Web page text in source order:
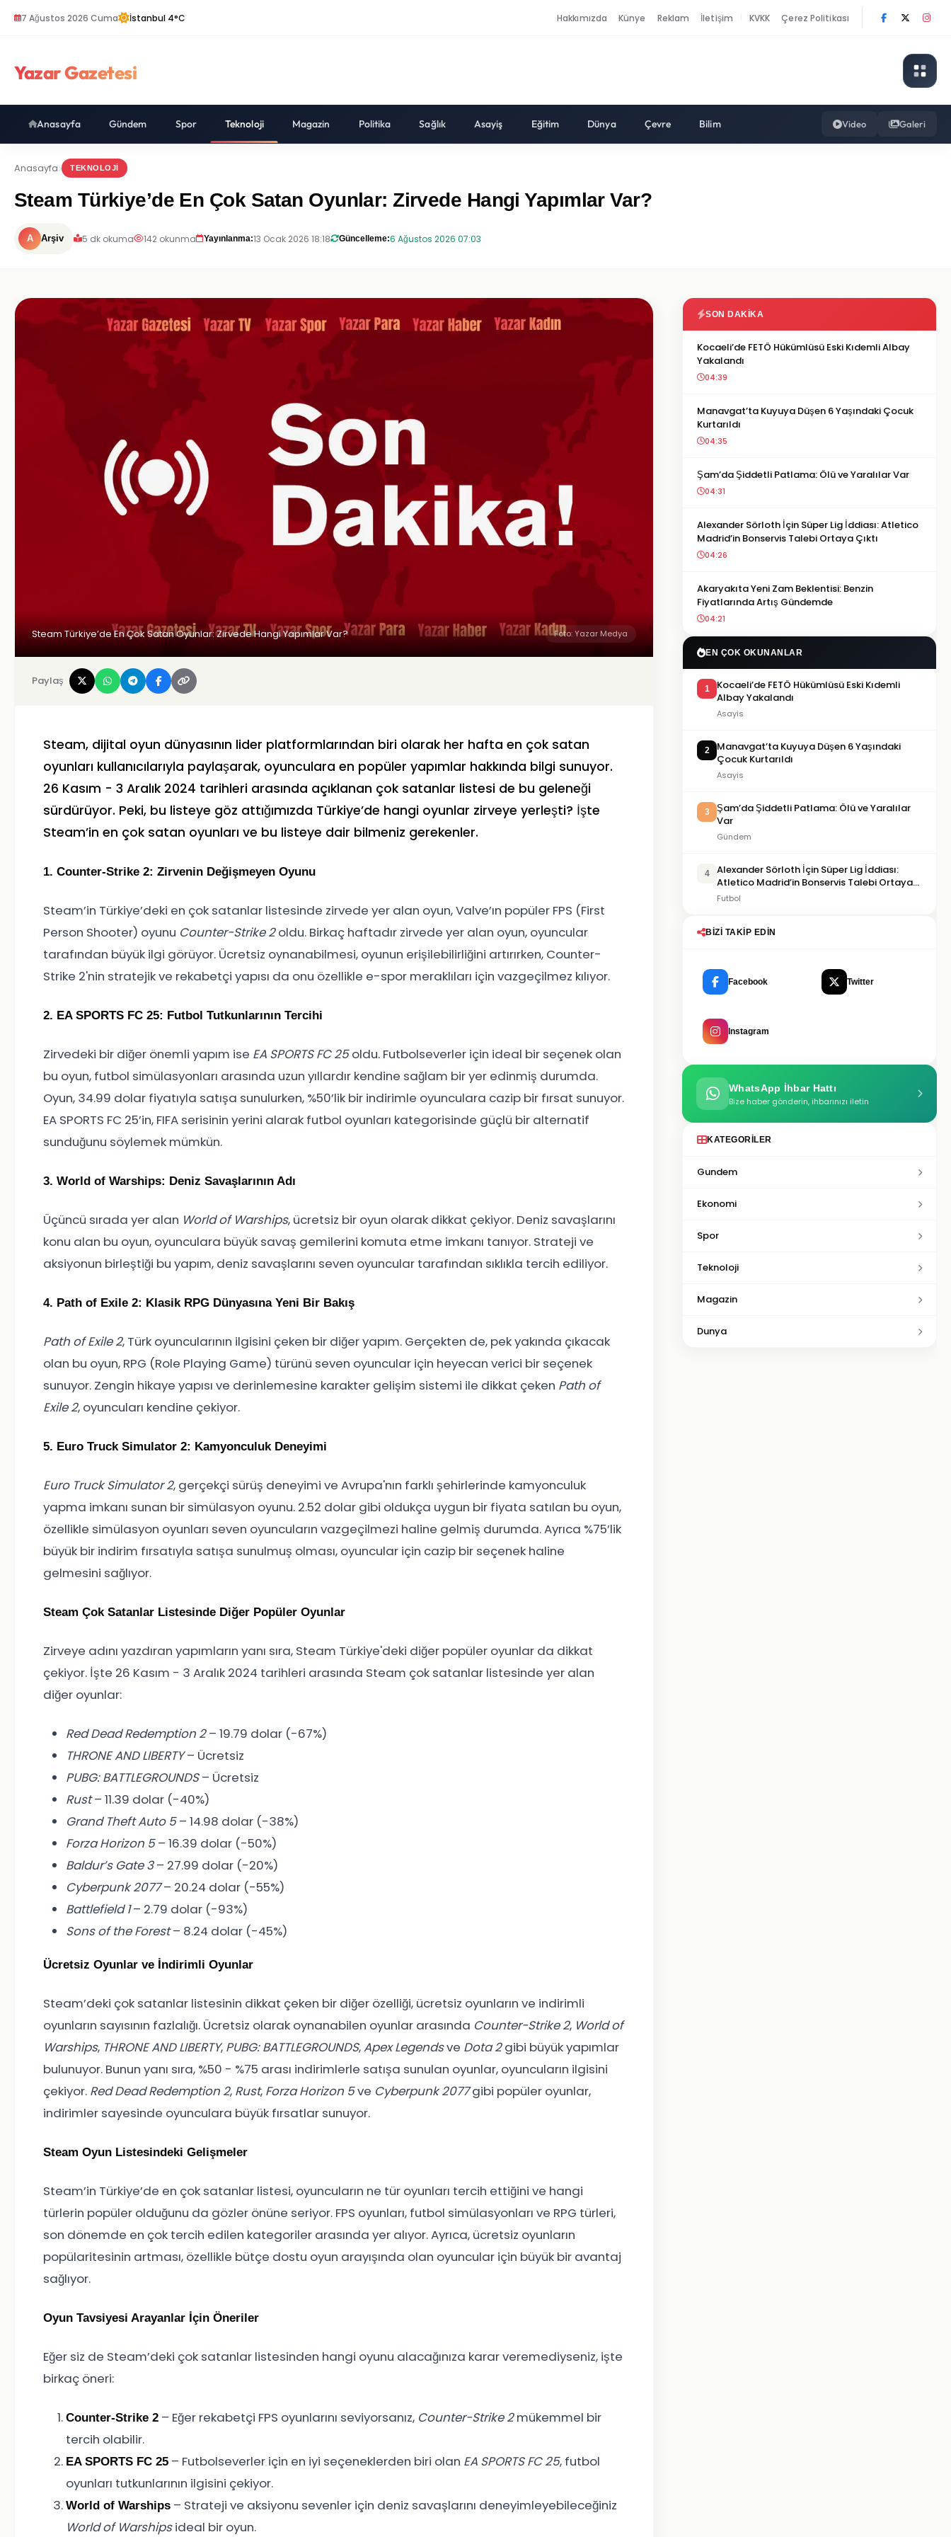
7 Ağustos 2026 Cuma İstanbul 4°C Hakkımızda Künye Reklam İletişim KVKK Çerez Politikası
Yazar Gazetesi
Anasayfa Gündem Spor Teknoloji Magazin Politika Sağlık Asayiş Eğitim Dünya Çevre Bilim Video Galeri
Anasayfa TEKNOLOJI
Steam Türkiye’de En Çok Satan Oyunlar: Zirvede Hangi Yapımlar Var?
A Arşiv 5 dk okuma 142 okunma Yayınlanma:13 Ocak 2026 18:18 Güncelleme:6 Ağustos 2026 07:03
Steam Türkiye’de En Çok Satan Oyunlar: Zirvede Hangi Yapımlar Var? Foto: Yazar Medya
Paylaş
Steam, dijital oyun dünyasının lider platformlarından biri olarak her hafta en çok satan
oyunları kullanıcılarıyla paylaşarak, oyunculara en popüler yapımlar hakkında bilgi sunuyor.
26 Kasım - 3 Aralık 2024 tarihleri arasında açıklanan çok satanlar listesi de bu geleneği
sürdürüyor. Peki, bu listeye göz attığımızda Türkiye’de hangi oyunlar zirveye yerleşti? İşte
Steam’in en çok satan oyunları ve bu listeye dair bilmeniz gerekenler.
1. Counter-Strike 2: Zirvenin Değişmeyen Oyunu
Steam’in Türkiye’deki en çok satanlar listesinde zirvede yer alan oyun, Valve’ın popüler FPS (First
Person Shooter) oyunu Counter-Strike 2oldu. Birkaç haftadır zirvede yer alan oyun, oyuncular
tarafından büyük ilgi görüyor. Ücretsiz oynanabilmesi, oyunun erişilebilirliğini artırırken, Counter-
Strike 2'nin stratejik ve rekabetçi yapısı da onu özellikle e-spor meraklıları için vazgeçilmez kılıyor.
2. EA SPORTS FC 25: Futbol Tutkunlarının Tercihi
Zirvedeki bir diğer önemli yapım ise EA SPORTS FC 25oldu. Futbolseverler için ideal bir seçenek olan
bu oyun, futbol simülasyonları arasında uzun yıllardır kendine sağlam bir yer edinmiş durumda.
Oyun, 34.99 dolar fiyatıyla satışa sunulurken, %50’lik bir indirimle oyunculara cazip bir fırsat sunuyor.
EA SPORTS FC 25’in, FIFA serisinin yerini alarak futbol oyunları kategorisinde güçlü bir alternatif
sunduğunu söylemek mümkün.
3. World of Warships: Deniz Savaşlarının Adı
Üçüncü sırada yer alan World of Warships, ücretsiz bir oyun olarak dikkat çekiyor. Deniz savaşlarını
konu alan bu oyun, oyunculara büyük savaş gemilerini komuta etme imkanı tanıyor. Strateji ve
aksiyonun birleştiği bu yapım, deniz savaşlarını seven oyuncular tarafından sıklıkla tercih ediliyor.
4. Path of Exile 2: Klasik RPG Dünyasına Yeni Bir Bakış
Path of Exile 2, Türk oyuncularının ilgisini çeken bir diğer yapım. Gerçekten de, pek yakında çıkacak
olan bu oyun, RPG (Role Playing Game) türünü seven oyuncular için heyecan verici bir seçenek
sunuyor. Zengin hikaye yapısı ve derinlemesine karakter gelişim sistemi ile dikkat çeken Path of
Exile 2, oyuncuları kendine çekiyor.
5. Euro Truck Simulator 2: Kamyonculuk Deneyimi
Euro Truck Simulator 2, gerçekçi sürüş deneyimi ve Avrupa'nın farklı şehirlerinde kamyonculuk
yapma imkanı sunan bir simülasyon oyunu. 2.52 dolar gibi oldukça uygun bir fiyata satılan bu oyun,
özellikle simülasyon oyunları seven oyuncuların vazgeçilmezi haline gelmiş durumda. Ayrıca %75’lik
büyük bir indirim fırsatıyla satışa sunulmuş olması, oyuncular için cazip bir seçenek haline
gelmesini sağlıyor.
Steam Çok Satanlar Listesinde Diğer Popüler Oyunlar
Zirveye adını yazdıran yapımların yanı sıra, Steam Türkiye'deki diğer popüler oyunlar da dikkat
çekiyor. İşte 26 Kasım - 3 Aralık 2024 tarihleri arasında Steam çok satanlar listesinde yer alan
diğer oyunlar:
Red Dead Redemption 2– 19.79 dolar (-67%)
THRONE AND LIBERTY– Ücretsiz
PUBG: BATTLEGROUNDS– Ücretsiz
Rust– 11.39 dolar (-40%)
Grand Theft Auto 5– 14.98 dolar (-38%)
Forza Horizon 5– 16.39 dolar (-50%)
Baldur’s Gate 3– 27.99 dolar (-20%)
Cyberpunk 2077– 20.24 dolar (-55%)
Battlefield 1– 2.79 dolar (-93%)
Sons of the Forest– 8.24 dolar (-45%)
Ücretsiz Oyunlar ve İndirimli Oyunlar
Steam’deki çok satanlar listesinin dikkat çeken bir diğer özelliği, ücretsiz oyunların ve indirimli
oyunların sayısının fazlalığı. Ücretsiz olarak oynanabilen oyunlar arasında Counter-Strike 2, World of
Warships, THRONE AND LIBERTY, PUBG: BATTLEGROUNDS,Apex Legendsve Dota 2gibi büyük yapımlar
bulunuyor. Bunun yanı sıra, %50 - %75 arası indirimlerle satışa sunulan oyunlar, oyuncuların ilgisini
çekiyor. Red Dead Redemption 2, Rust, Forza Horizon 5ve Cyberpunk 2077gibi popüler oyunlar,
indirimler sayesinde oyunculara büyük fırsatlar sunuyor.
Steam Oyun Listesindeki Gelişmeler
Steam’in Türkiye’de en çok satanlar listesi, oyuncuların ne tür oyunları tercih ettiğini ve hangi
türlerin popüler olduğunu da gözler önüne seriyor. FPS oyunları, futbol simülasyonları ve RPG türleri,
son dönemde en çok tercih edilen kategoriler arasında yer alıyor. Ayrıca, ücretsiz oyunların
popülaritesinin artması, özellikle bütçe dostu oyun arayışında olan oyuncular için büyük bir avantaj
sağlıyor.
Oyun Tavsiyesi Arayanlar İçin Öneriler
Eğer siz de Steam’deki çok satanlar listesinden hangi oyunu alacağınıza karar veremediyseniz, işte
birkaç öneri:
Counter-Strike 2 – Eğer rekabetçi FPS oyunlarını seviyorsanız, Counter-Strike 2mükemmel bir
tercih olabilir.
EA SPORTS FC 25 – Futbolseverler için en iyi seçeneklerden biri olan EA SPORTS FC 25, futbol
oyunları tutkunlarının ilgisini çekiyor.
World of Warships – Strateji ve aksiyonu sevenler için deniz savaşlarını deneyimleyebileceğiniz
World of Warshipsideal bir oyun.
SON DAKIKA
Kocaeli’de FETÖ Hükümlüsü Eski Kıdemli Albay
Yakalandı
04:39
Manavgat’ta Kuyuya Düşen 6 Yaşındaki Çocuk
Kurtarıldı
04:35
Şam’da Şiddetli Patlama: Ölü ve Yaralılar Var
04:31
Alexander Sörloth İçin Süper Lig İddiası: Atletico
Madrid’in Bonservis Talebi Ortaya Çıktı
04:26
Akaryakıta Yeni Zam Beklentisi: Benzin
Fiyatlarında Artış Gündemde
04:21
EN ÇOK OKUNANLAR
1
Kocaeli’de FETÖ Hükümlüsü Eski Kıdemli
Albay Yakalandı
Asayis
2
Manavgat’ta Kuyuya Düşen 6 Yaşındaki
Çocuk Kurtarıldı
Asayis
3
Şam’da Şiddetli Patlama: Ölü ve Yaralılar
Var
Gündem
4
Alexander Sörloth İçin Süper Lig İddiası:
Atletico Madrid’in Bonservis Talebi Ortaya
Çıktı
Futbol
BIZI TAKIP EDIN
Facebook Twitter
Instagram
WhatsApp İhbar Hattı
Bize haber gönderin, ihbarınızı iletin
KATEGORILER
Gundem
Ekonomi
Spor
Teknoloji
Magazin
Dunya